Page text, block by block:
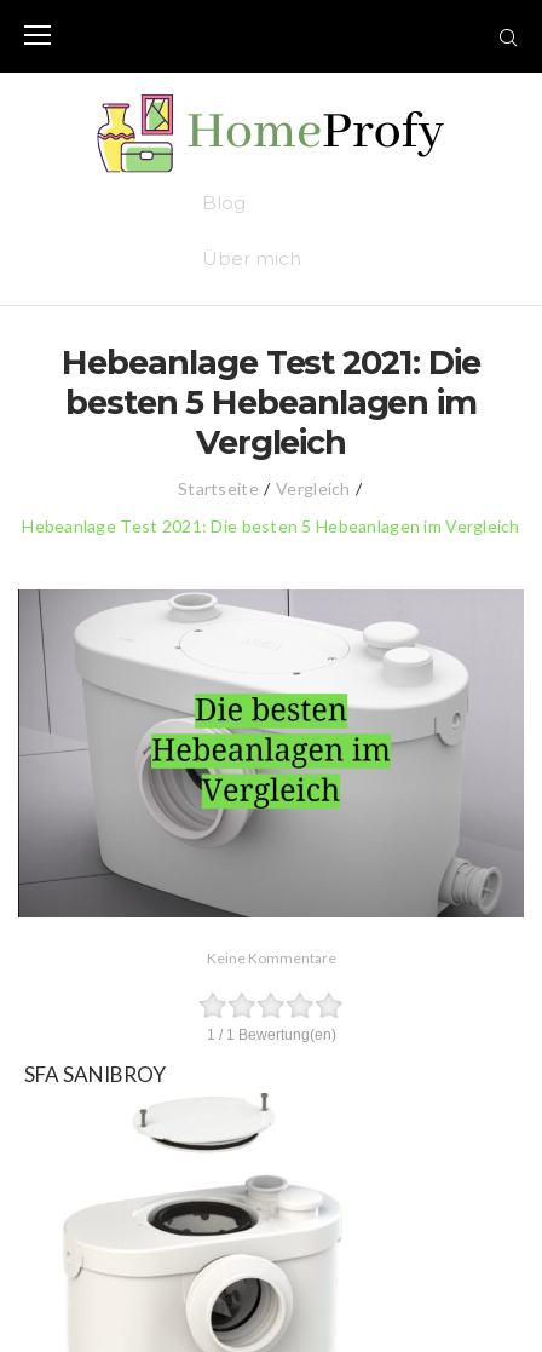
Blog
Über mich
Hebeanlage Test 2021: Die
besten 5 Hebeanlagen im
Vergleich
Startseite / Vergleich /
Hebeanlage Test 2021: Die besten 5 Hebeanlagen im Vergleich
Keine Kommentare
1 / 1 Bewertung(en)
SFA SANIBROY